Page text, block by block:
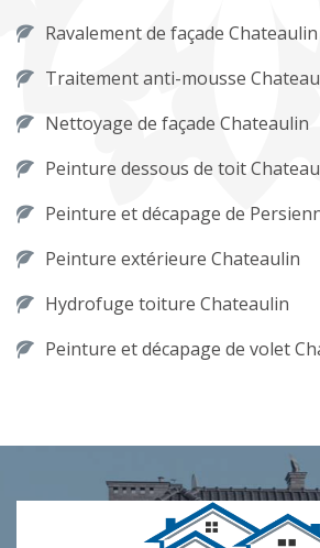
Ravalement de façade Chateaulin
Traitement anti-mousse
Nettoyage de façade Chateaulin
Peinture dessous de toit
Peinture et décapage de
Peinture extérieure Chateaulin
Hydrofuge toiture Chateaulin
Peinture et décapage de volet